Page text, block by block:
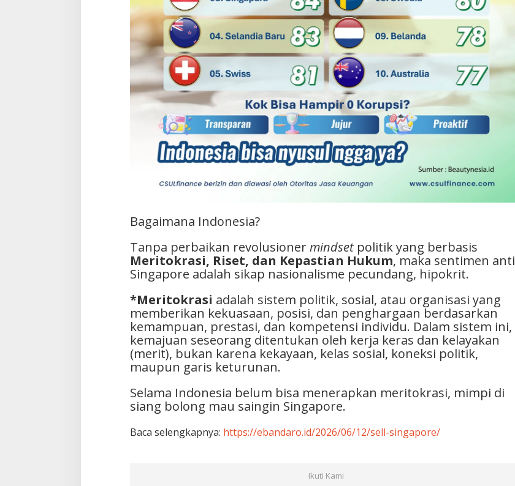
Bagaimana Indonesia?
Tanpa perbaikan revolusionermindsetpolitik yang berbasis
Meritokrasi, Riset, dan Kepastian Hukum, maka sentimen anti
Singapore adalah sikap nasionalisme pecundang, hipokrit.
*Meritokrasi adalah sistem politik, sosial, atau organisasi yang
memberikan kekuasaan, posisi, dan penghargaan berdasarkan
kemampuan, prestasi, dan kompetensi individu. Dalam sistem ini,
kemajuan seseorang ditentukan oleh kerja keras dan kelayakan
(merit), bukan karena kekayaan, kelas sosial, koneksi politik,
maupun garis keturunan.
Selama Indonesia belum bisa menerapkan meritokrasi, mimpi di
siang bolong mau saingin Singapore.
Baca selengkapnya: https://ebandaro.id/2026/06/12/sell-singapore/
Ikuti Kami